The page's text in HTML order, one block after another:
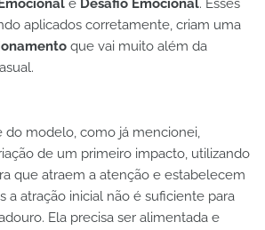
e Desafio Emocional. Esses
aplicados corretamente, criam uma
que vai muito além da
do modelo, como já mencionei,
de um primeiro impacto, utilizando
que atraem a atenção e estabelecem
a atração inicial não é suficiente para
Ela precisa ser alimentada e